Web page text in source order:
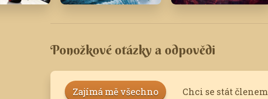
Ponožkové otázky a odpovědi
Zajímá mě všechno Chci se stát členem